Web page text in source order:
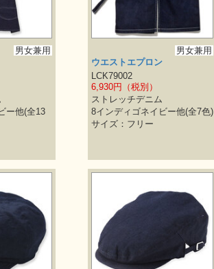
男女兼用
ー他(全13
男女兼用
ウエストエプロン
LCK79002
6,930円（税別）
ストレッチデニム
8インディゴネイビー他(全7色)
サイズ：フリー